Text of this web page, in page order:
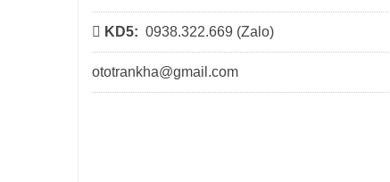
KD5: 0938.322.669 (Zalo)
ototrankha@gmail.com